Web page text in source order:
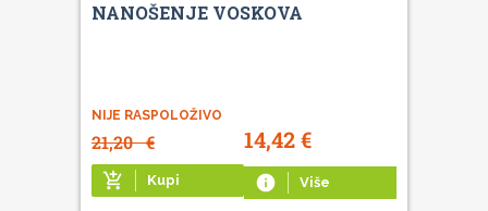
NANOŠENJE VOSKOVA
NIJE RASPOLOŽIVO
21,20€ 14,42€
add_shopping_cart Kupi info Više